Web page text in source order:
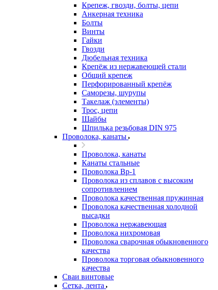
Крепеж, гвозди, болты, цепи
Анкерная техника
Болты
Винты
Гайки
Гвозди
Дюбельная техника
Крепёж из нержавеющей стали
Общий крепеж
Перфорированный крепёж
Саморезы, шурупы
Такелаж (элементы)
Трос, цепи
Шайбы
Шпилька резьбовая DIN 975
Проволока, канаты
Проволока, канаты
Канаты стальные
Проволока Вр-1
Проволока из сплавов с высоким
сопротивлением
Проволока качественная пружинная
Проволока качественная холодной
высадки
Проволока нержавеющая
Проволока нихромовая
Проволока сварочная обыкновенного
качества
Проволока торговая обыкновенного
качества
Сваи винтовые
Сетка, лента